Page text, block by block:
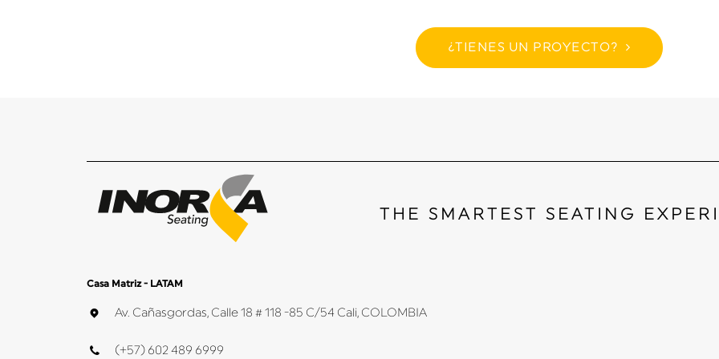
¿TIENES UN PROYECTO?
THE SMARTEST SEATING
Casa Matriz - LATAM
Av. Cañasgordas, Calle 18 # 118 -85 C/54 Cali, COLOMBIA
(+57) 602 489 6999